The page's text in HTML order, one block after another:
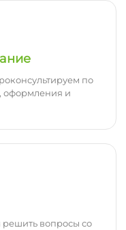
по
оформления и
вопросы со